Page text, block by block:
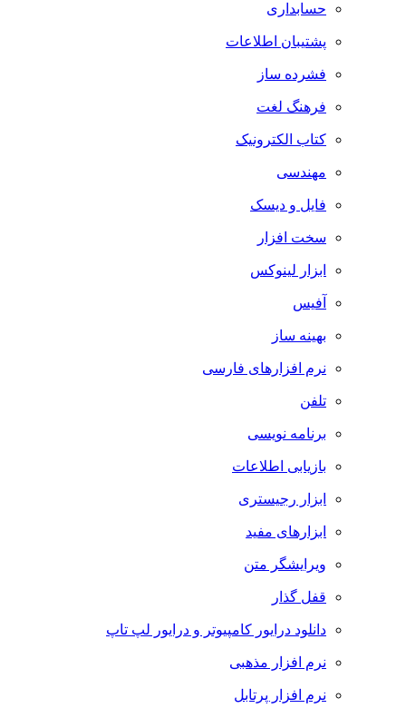
حسابداری
پشتیبان اطلاعات
فشرده ساز
فرهنگ لغت
کتاب الکترونیک
مهندسی
فایل و دیسک
سخت افزار
ابزار لینوکس
آفیس
بهینه ساز
نرم افزارهای فارسی
تلفن
برنامه نویسی
بازیابی اطلاعات
ابزار رجیستری
ابزارهای مفید
ویرایشگر متن
قفل گذار
دانلود درایور کامپیوتر و درایور لپ تاپ
نرم افزار مذهبی
نرم افزار پرتابل